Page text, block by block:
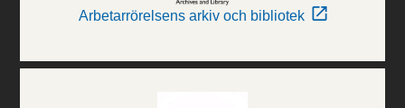
Arbetarrörelsens arkiv och bibliotek